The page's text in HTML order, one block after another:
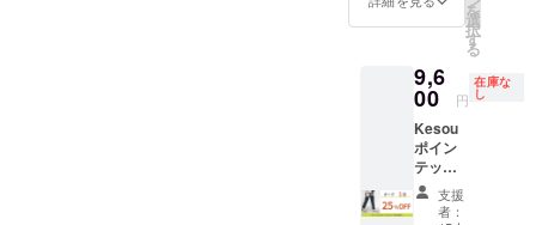
です。
※デザイ
様は変
更にな
る可能
性もご
ざいま
す。ご
了承く
ださ
い。 ※
ます。
・ご用
ラーか
ら順次
発送い
たしま
す。 ブ
ラッ
ク・ラ
イトグ
入力が
と、ご
希望の
靴が作
成でき
ず、リ
ターン
を発送
するこ
ます。
※生産の
上、ま
た社会
情勢の
影響等
によ
よりお
選びい
ただけ
ます。
・リボ
ン
シュー
クリッ
り
25%OF
プス
【販売
予定価
格
12800
円→早
割価格
9600
を
選
択
す
る
9,6
00 円
在庫な
し
Kesou
ポイン
テッド
トゥパ
ンプス
支援
者：